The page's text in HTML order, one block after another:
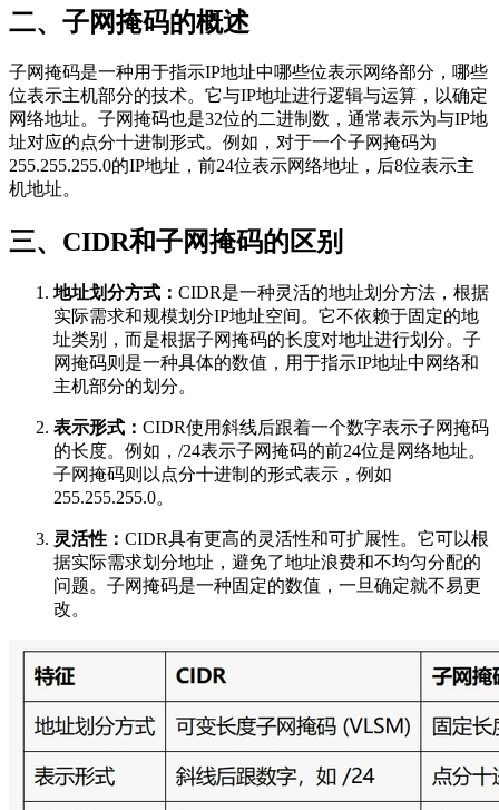
二、子网掩码的概述
子网掩码是一种用于指示IP地址中哪些位表示网络部分，哪些
位表示主机部分的技术。它与IP地址进行逻辑与运算，以确定
网络地址。子网掩码也是32位的二进制数，通常表示为与IP地
址对应的点分十进制形式。例如，对于一个子网掩码为
255.255.255.0的IP地址，前24位表示网络地址，后8位表示主
机地址。
三、CIDR和子网掩码的区别
地址划分方式： CIDR是一种灵活的地址划分方法，根据
实际需求和规模划分IP地址空间。它不依赖于固定的地
址类别，而是根据子网掩码的长度对地址进行划分。子
网掩码则是一种具体的数值，用于指示IP地址中网络和
主机部分的划分。
表示形式： CIDR使用斜线后跟着一个数字表示子网掩码
的长度。例如，/24表示子网掩码的前24位是网络地址。
子网掩码则以点分十进制的形式表示，例如
255.255.255.0。
灵活性： CIDR具有更高的灵活性和可扩展性。它可以根
据实际需求划分地址，避免了地址浪费和不均匀分配的
问题。子网掩码是一种固定的数值，一旦确定就不易更
改。